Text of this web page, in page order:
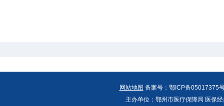
网站地图 备案号：鄂ICP备05017375
主办单位：鄂州市医疗保障局 医保